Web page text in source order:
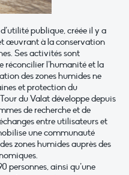
publique, créée il y a
œuvrant à la conservation
Ses activités sont
réconcilier l’humanité et la
des zones humides ne
et protection du
du Valat développe depuis
de recherche et de
entre utilisateurs et
une communauté
zones humides auprès des
personnes, ainsi qu’une